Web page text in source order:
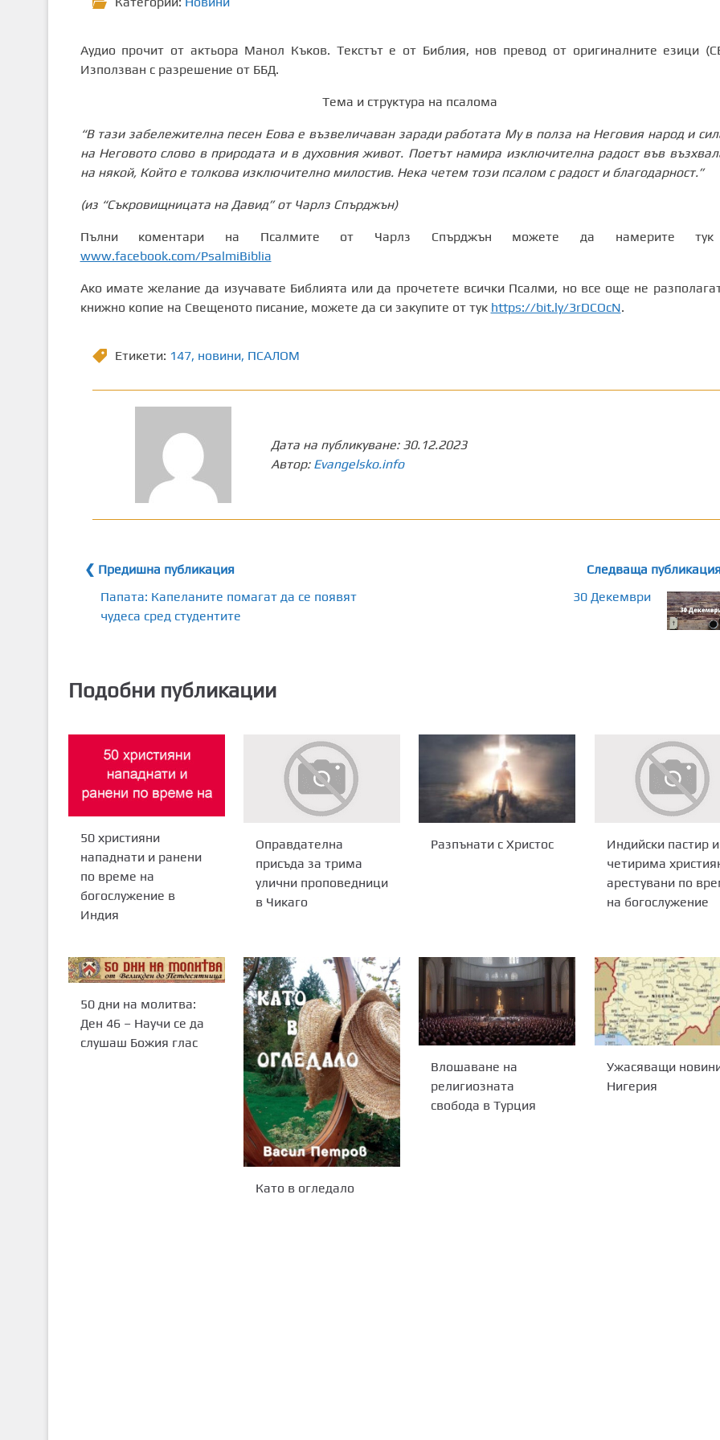
Аудио прочит от актьора Манол Къков. Текстът е от Библия, нов превод от оригиналните езици
Използван с разрешение от ББД.
Тема и структура на псалома
“В тази забележителна песен Еова е възвеличаван заради работата Му в полза на Неговия народ и
на Неговото слово в природата и в духовния живот. Поетът намира изключителна радост във
на някой, Който е толкова изключително милостив. Нека четем този псалом с радост и благодарност.”
(из “Съкровищницата на Давид” от Чарлз Спърджън)
Пълни коментари на Псалмите от Чарлз Спърджън можете да намерите
www.facebook.com/PsalmiBiblia
Ако имате желание да изучавате Библията или да прочетете всички Псалми, но все още не
книжно копие на Свещеното писание, можете да си закупите от тук https://bit.ly/3rDCOcN.
Етикети: 147, новини, ПСАЛОМ
Дата на публикуване: 30.12.2023
Автор: Evangelsko.info
❮ Предишна публикация
Папата: Капеланите помагат да се появят
чудеса сред студентите
Следваща
30 Декември
Подобни публикации
50 християни
нападнати и ранени
по време на
богослужение в
Индия
Оправдателна
присъда за трима
улични проповедници
в Чикаго
Разпънати с Христос
Индийски пастир и
четирима
арестувани по
на богослужение
50 дни на молитва:
Ден 46 – Научи се да
слушаш Божия глас
Като в огледало
Влошаване на
религиозната
свобода в Турция
Ужасяващи
Нигерия